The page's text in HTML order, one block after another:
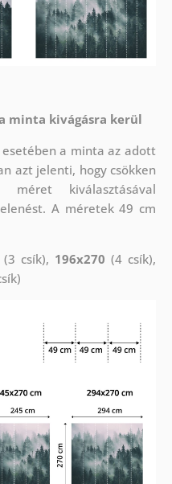
minta kivágásra kerül
a minta az adott
azt jelenti, hogy csökken
kiválasztásával
A méretek 49 cm
(3 csík), 196x270 (4 csík),